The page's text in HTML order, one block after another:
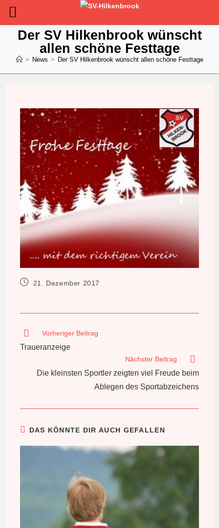
springen
Der SV Hilkenbrook wünscht
allen schöne Festtage
> News > Der SV Hilkenbrook wünscht allen schöne Festtage
Beitrag21. Dezember 2017
Weitere
ansehen
Vorheriger Beitrag
Traueranzeige
Nächster Beitrag
Die kleinsten Sportler zeigten viel Freude beim
Ablegen des Sportabzeichens
DAS KÖNNTE DIR AUCH GEFALLEN